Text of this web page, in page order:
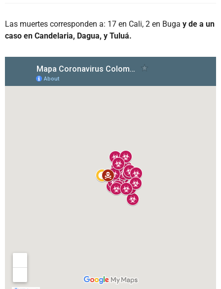
Las muertes corresponden a: 17 en Cali, 2 en Buga y de a un
caso en Candelaria, Dagua, y Tuluá.